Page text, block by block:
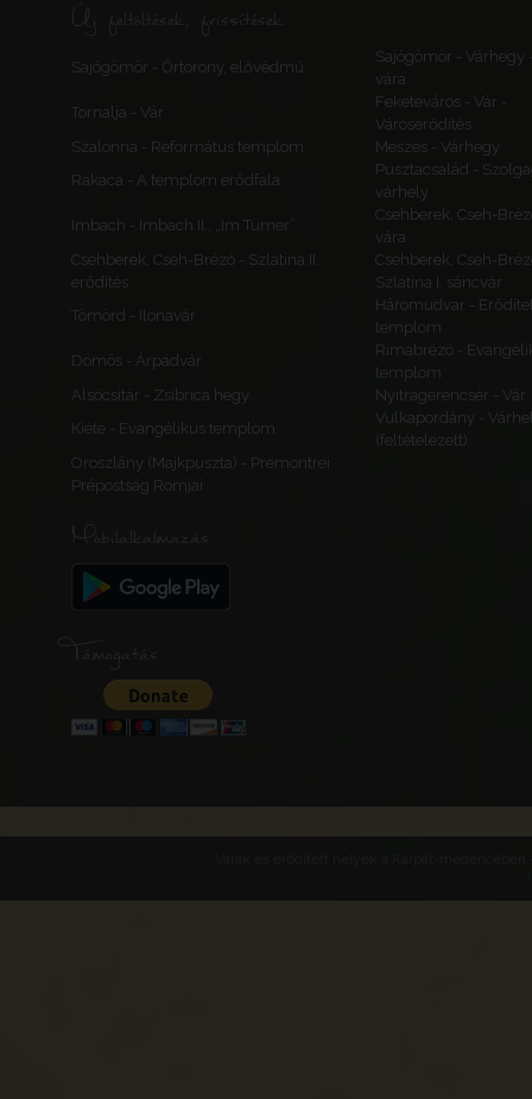
Új feltöltések, frissítések
Sajógömör - Őrtorony, elővédmű
Sajógömör - Várhegy
vára
Tornalja - Vár
Feketeváros - Vár -
Városerődítés
Szalonna - Református templom
Meszes - Várhegy
Rakaca - A templom erődfala
Pusztacsalád -
várhely
Imbach - Imbach II., „Im Turner”
Csehberek, Cseh-
vára
Csehberek, Cseh-Brézó - Szlatina II.
erődítés
Csehberek, Cseh-
Szlatina I. sáncvár
Tömörd - Ilonavár
Háromudvar -
templom
Dömös - Árpádvár
Rimabrézó -
templom
Alsócsitár - Zsibrica hegy
Nyitragerencsér - Vár
Kiéte - Evangélikus templom
Vulkapordány -
(feltételezett)
Oroszlány (Majkpuszta) - Premontrei
Prépostság Romjai
Mobilalkalmazás
Támogatás